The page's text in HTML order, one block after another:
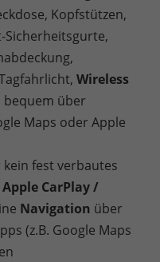
Kopfstützen,
Sicherheitsgurte,
Wireless
bequem über
Maps oder Apple
fest verbautes
Apple CarPlay /
Navigation über
(z.B. Google Maps